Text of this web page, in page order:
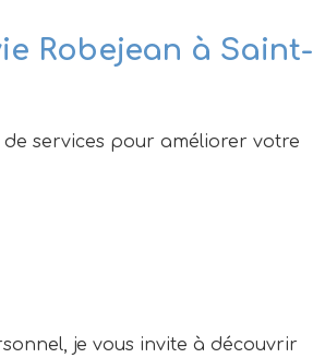
Robejean à Saint-
services pour améliorer votre
je vous invite à découvrir